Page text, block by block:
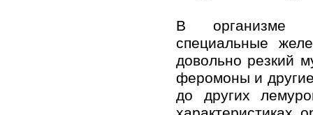
В организме
специальные
довольно резкий
феромоны и
до других